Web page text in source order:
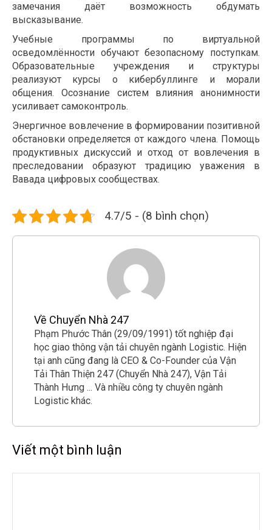
замечания даёт возможность обдумать
высказывание.
Учебные программы по виртуальной
осведомлённости обучают безопасному поступкам.
Образовательные учреждения и структуры
реализуют курсы о кибербуллинге и морали
общения. Осознание систем влияния анонимности
усиливает самоконтроль.
Энергичное вовлечение в формировании позитивной
обстановки определяется от каждого члена. Помощь
продуктивных дискуссий и отход от вовлечения в
преследовании образуют традицию уважения в
Вавада цифровых сообществах.
4.7/5 - (8 bình chọn)
Về Chuyển Nhà 247
Phạm Phước Thân (29/09/1991) tốt nghiệp đại
học giao thông vận tải chuyên ngành Logistic. Hiện
tại anh cũng đang là CEO & Co-Founder của Vận
Tải Thân Thiện 247 (Chuyển Nhà 247), Vận Tải
Thành Hưng ... Và nhiều công ty chuyên ngành
Logistic khác.
Viết một bình luận